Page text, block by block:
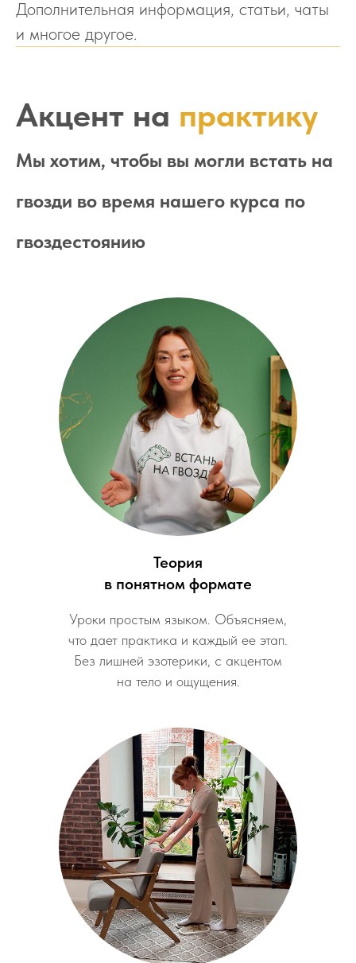
Дополнительная информация, статьи, чаты
и многое другое.
Акцент на практику
Мы хотим, чтобы вы могли встать на
гвозди во время нашего курса по
гвоздестоянию
Теория
в понятном формате
Уроки простым языком. Объясняем,
что дает практика и каждый ее этап.
Без лишней эзотерики, с акцентом
на тело и ощущения.